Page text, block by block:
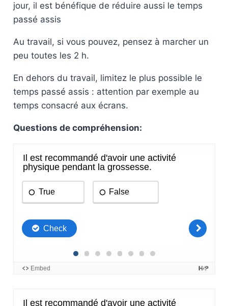
jour, il est bénéfique de réduire aussi le temps
passé assis
Au travail, si vous pouvez, pensez à marcher un
peu toutes les 2 h.
En dehors du travail, limitez le plus possible le
temps passé assis : attention par exemple au
temps consacré aux écrans.
Questions de compréhension: